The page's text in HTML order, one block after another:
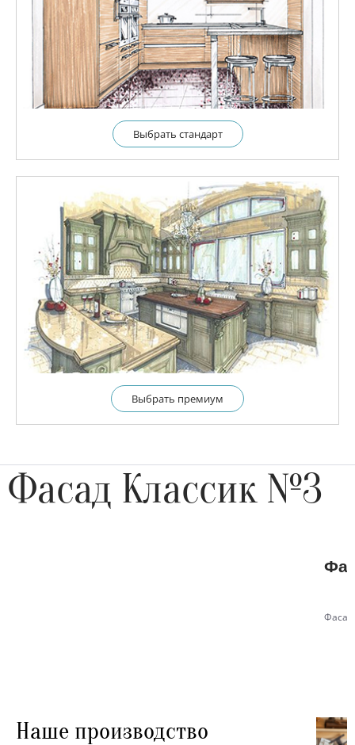
Выбрать cтандарт
Выбрать премиум
Фасад Классик №3
Наше производство